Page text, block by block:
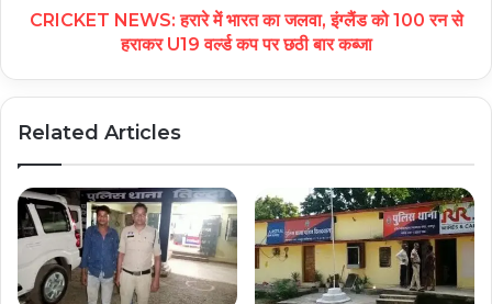
CRICKET NEWS: हरारे में भारत का जलवा, इंग्लैंड को 100 रन से
हराकर U19 वर्ल्ड कप पर छठी बार कब्जा
Related Articles